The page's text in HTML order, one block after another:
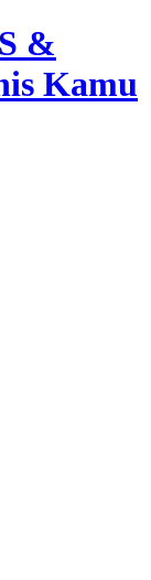
&
Kamu